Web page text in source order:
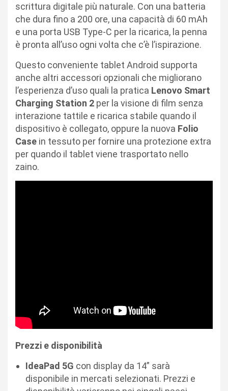
scrittura digitale più naturale. Con una batteria
che dura fino a 200 ore, una capacità di 60 mAh
e una porta USB Type-C per la ricarica, la penna
è pronta all’uso ogni volta che c’è l’ispirazione.
Questo conveniente tablet Android supporta
anche altri accessori opzionali che migliorano
l’esperienza d’uso quali la pratica Lenovo Smart
Charging Station 2 per la visione di film senza
interazione tattile e ricarica stabile quando il
dispositivo è collegato, oppure la nuova Folio
Case in tessuto per fornire una protezione extra
per quando il tablet viene trasportato nello
zaino.
Prezzi e disponibilità
IdeaPad 5G con display da 14” sarà
disponibile in mercati selezionati. Prezzi e